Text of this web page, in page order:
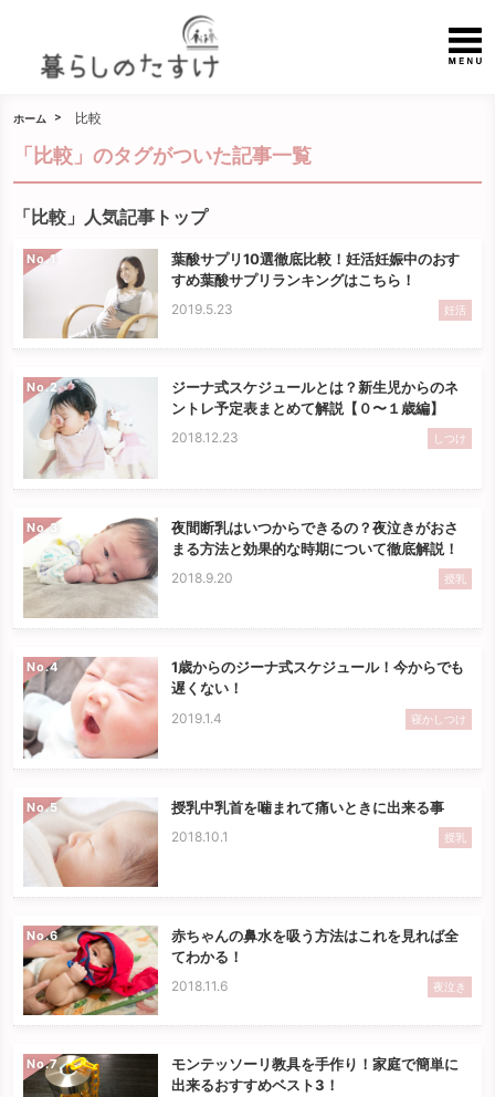
ホーム 比較
「比較」のタグがついた記事一覧
「比較」人気記事トップ
No.
葉酸サプリ10選徹底比較！妊活妊娠中のおす
すめ葉酸サプリランキングはこちら！
2019.5.23 妊活
No.
ジーナ式スケジュールとは？新生児からのネ
ントレ予定表まとめて解説【０〜１歳編】
2018.12.23 しつけ
No.
夜間断乳はいつからできるの？夜泣きがおさ
まる方法と効果的な時期について徹底解説！
2018.9.20 授乳
No.
1歳からのジーナ式スケジュール！今からでも
遅くない！
2019.1.4 寝かしつけ
No. 授乳中乳首を噛まれて痛いときに出来る事
2018.10.1 授乳
No.
赤ちゃんの鼻水を吸う方法はこれを見れば全
てわかる！
2018.11.6 夜泣き
No.
モンテッソーリ教具を手作り！家庭で簡単に
出来るおすすめベスト3！